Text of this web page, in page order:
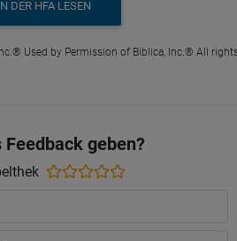
DER HFA LESEN
Used by Permission of Biblica, Inc.® All
geben?